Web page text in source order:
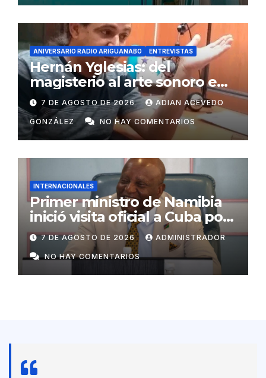
ANIVERSARIO RADIO ARIGUANABO ENTREVISTAS
Hernán Yglesias: del
magisterio al arte sonoro en
Radio Ariguanabo
7 DE AGOSTO DE 2026 ADIAN ACEVEDO
GONZÁLEZ NO HAY COMENTARIOS
INTERNACIONALES
Primer ministro de Namibia
inició visita oficial a Cuba por
invitación de Manuel Marrero
7 DE AGOSTO DE 2026 ADMINISTRADOR
NO HAY COMENTARIOS